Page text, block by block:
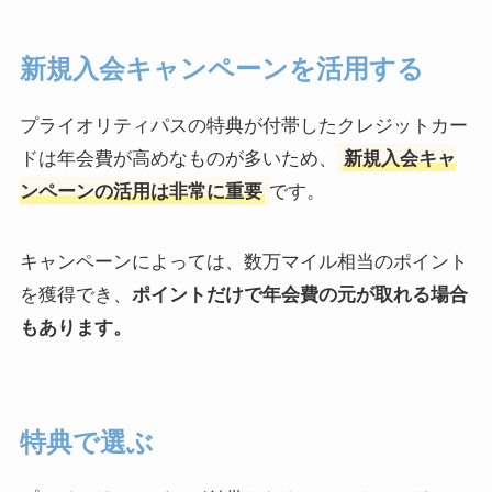
新規入会キャンペーンを活用する
プライオリティパスの特典が付帯したクレジットカー
ドは年会費が高めなものが多いため、
新規入会キャ
ンペーンの活用は非常に重要 です。
キャンペーンによっては、数万マイル相当のポイント
を獲得でき、 ポイントだけで年会費の元が取れる場合
もあります。
特典で選ぶ